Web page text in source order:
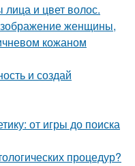
и цвет волос.
женщины,
кожаном
и создай
от игры до поиска
процедур?